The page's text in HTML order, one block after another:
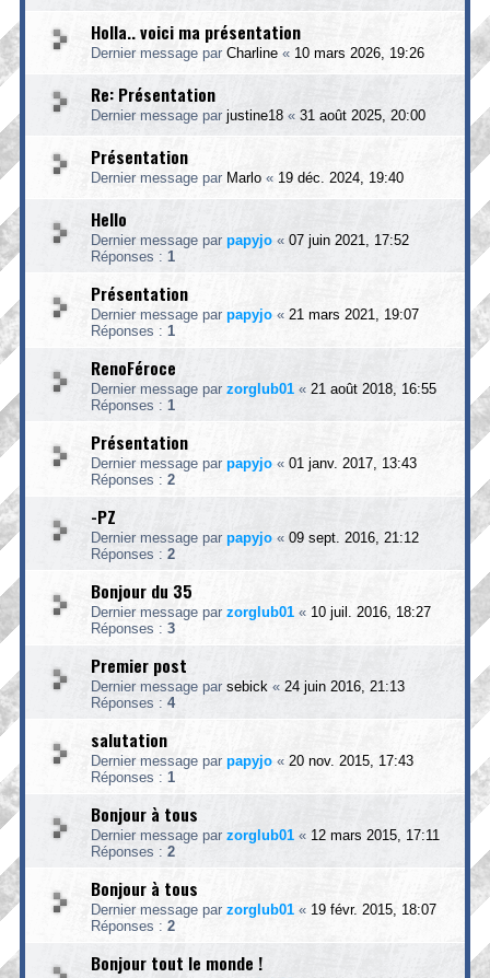
Holla.. voici ma présentation
Dernier message par Charline « 10 mars 2026, 19:26
Re: Présentation
Dernier message par justine18 « 31 août 2025, 20:00
Présentation
Dernier message par Marlo « 19 déc. 2024, 19:40
Hello
Dernier message par papyjo « 07 juin 2021, 17:52
Réponses : 1
Présentation
Dernier message par papyjo « 21 mars 2021, 19:07
Réponses : 1
RenoFéroce
Dernier message par zorglub01 « 21 août 2018, 16:55
Réponses : 1
Présentation
Dernier message par papyjo « 01 janv. 2017, 13:43
Réponses : 2
-PZ
Dernier message par papyjo « 09 sept. 2016, 21:12
Réponses : 2
Bonjour du 35
Dernier message par zorglub01 « 10 juil. 2016, 18:27
Réponses : 3
Premier post
Dernier message par sebick « 24 juin 2016, 21:13
Réponses : 4
salutation
Dernier message par papyjo « 20 nov. 2015, 17:43
Réponses : 1
Bonjour à tous
Dernier message par zorglub01 « 12 mars 2015, 17:11
Réponses : 2
Bonjour à tous
Dernier message par zorglub01 « 19 févr. 2015, 18:07
Réponses : 2
Bonjour tout le monde !